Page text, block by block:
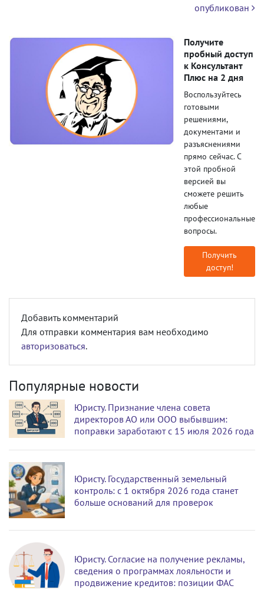
опубликован
Получите
пробный доступ
к Консультант
Плюс на 2 дня
Воспользуйтесь
готовыми
решениями,
документами и
разъяснениями
прямо сейчас. С
этой пробной
версией вы
сможете решить
любые
профессиональные
вопросы.
Получить
доступ!
Добавить комментарий
Для отправки комментария вам необходимо
авторизоваться.
Популярные новости
Юристу. Признание члена совета
директоров АО или ООО выбывшим:
поправки заработают с 15 июля 2026 года
Юристу. Государственный земельный
контроль: с 1 октября 2026 года станет
больше оснований для проверок
Юристу. Согласие на получение рекламы,
сведения о программах лояльности и
продвижение кредитов: позиции ФАС